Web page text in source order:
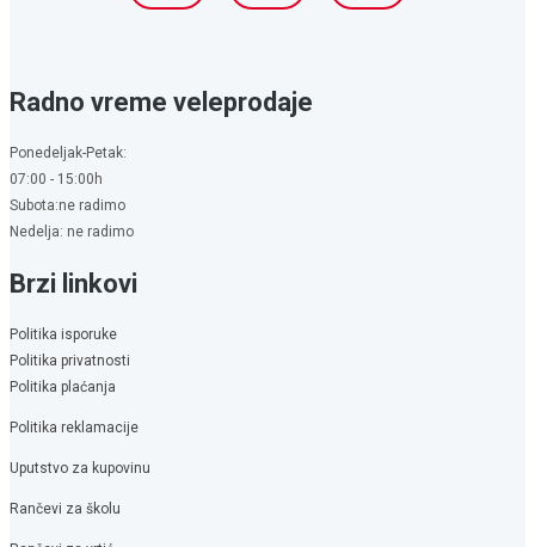
Radno vreme veleprodaje
Ponedeljak-Petak:
07:00 - 15:00h
Subota:ne radimo
Nedelja: ne radimo
Brzi linkovi
Politika isporuke
Politika privatnosti
Politika plaćanja
Politika reklamacije
Uputstvo za kupovinu
Rančevi za školu